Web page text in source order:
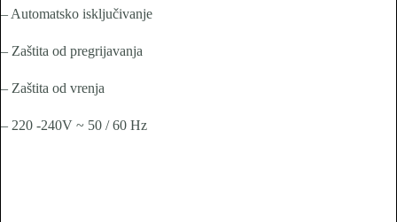
– Automatsko isključivanje
– Zaštita od pregrijavanja
– Zaštita od vrenja
– 220 -240V ~ 50 / 60 Hz